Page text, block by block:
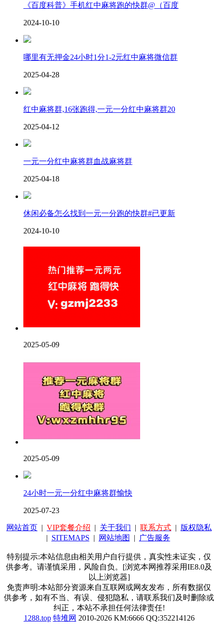
《百度科普》手机红中麻将跑的快群@（百度
2024-10-10
哪里有无押金24小时1分1-2元红中麻将微信群
2025-04-28
红中麻将群,16张跑得,一元一分红中麻将群20
2025-04-12
一元一分红中麻将群血战麻将群
2025-04-18
休闲必备怎么找到一元一分跑的快群#已更新
2024-10-10
2025-05-09
2025-05-09
24小时一元一分红中麻将群愉快
2025-07-23
网站首页 | VIP套餐介绍 | 关于我们 | 联系方式 | 版权隐私
| SITEMAPS | 网站地图 | 广告服务
特别提示:本站信息由相关用户自行提供，真实性未证实，仅
供参考。请谨慎采用，风险自负。[浏览本网推荐采用IE8.0及
以上浏览器]
免责声明:本站部分资源来自互联网或网友发布，所有数据仅
供参考，如有不当、有误、侵犯隐私，请联系我们及时删除或
纠正，本站不承担任何法律责任!
1288.top 特堆网 2010-2026 KM:6666 QQ:352214126